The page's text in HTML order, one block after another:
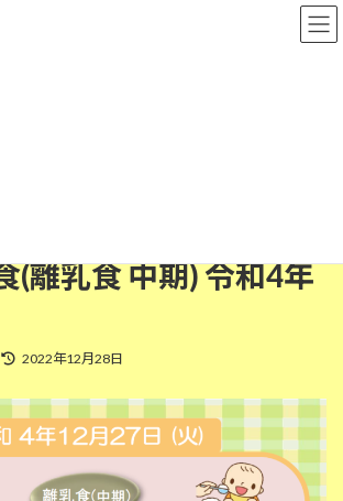
(離乳食 中期) 令和4年
最
更
新
日
時
2022年12月28日